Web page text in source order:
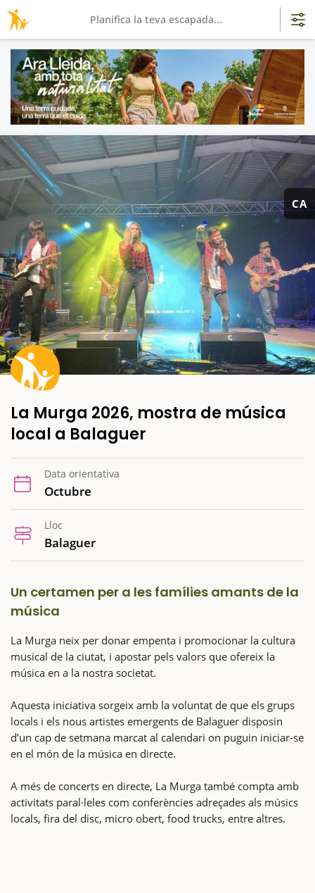
CA
La Murga 2026, mostra de música
local a Balaguer
Data orientativa
Octubre
Lloc
Balaguer
Un certamen per a les famílies amants de la
música
La Murga neix per donar empenta i promocionar la cultura
musical de la ciutat, i apostar pels valors que ofereix la
música en a la nostra societat.
Aquesta iniciativa sorgeix amb la voluntat de que els grups
locals i els nous artistes emergents de Balaguer disposin
d’un cap de setmana marcat al calendari on puguin iniciar-se
en el món de la música en directe.
A més de concerts en directe, La Murga també compta amb
activitats paral·leles com conferències adreçades als músics
locals, fira del disc, micro obert, food trucks, entre altres.
Planifica la teva escapada...